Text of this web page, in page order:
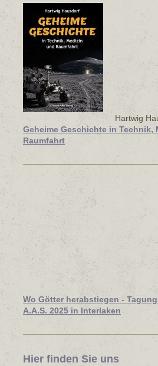
Hartwig
Geheime Geschichte in Technik,
Raumfahrt
Wo Götter herabstiegen -
A.A.S. 2025 in Interlaken
Hier finden Sie uns